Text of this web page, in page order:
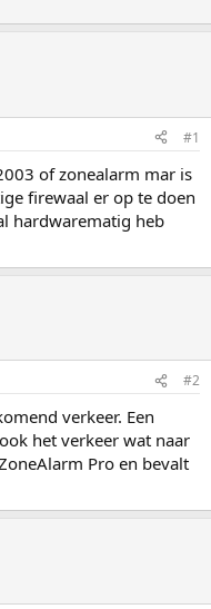
#1
of zonealarm mar is
firewaal er op te doen
hardwarematig heb
#2
verkeer. Een
het verkeer wat naar
Pro en bevalt